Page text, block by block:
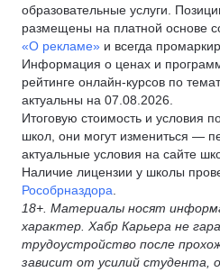
образовательные услуги.
размещены на платной основе
«О рекламе» и всегда
Информация о ценах и
рейтинге онлайн-курсов по
актуальны на 07.08.2026.
Итоговую стоимость и условия
школ, они могут измениться —
актуальные условия на сайте
Наличие лицензии у школы
Рособрназдора
18+. Материалы носят
характер. Хабр Карьера не
трудоустройство после
зависит от усилий студента,